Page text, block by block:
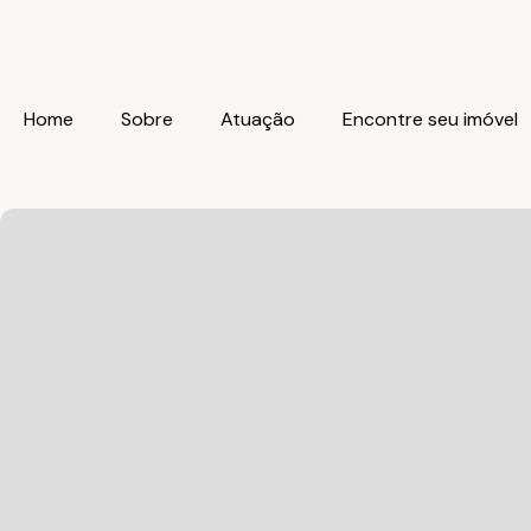
Home Sobre Atuação Encontre seu imóvel